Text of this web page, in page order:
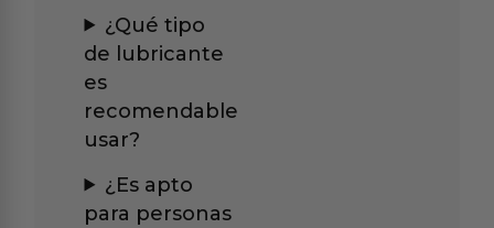
¿Qué tipo
de lubricante
es
recomendable
usar?
¿Es apto
para personas